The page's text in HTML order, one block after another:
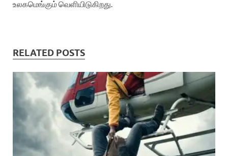
உலகமெங்கும் வெளியிடுகிறது.
RELATED POSTS